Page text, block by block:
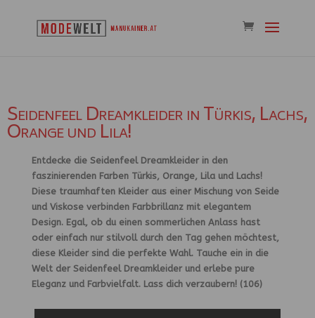
Seidenfeel Dreamkleider in Türkis, Lachs,
Orange und Lila!
Entdecke die Seidenfeel Dreamkleider in den
faszinierenden Farben Türkis, Orange, Lila und Lachs!
Diese traumhaften Kleider aus einer Mischung von Seide
und Viskose verbinden Farbbrillanz mit elegantem
Design. Egal, ob du einen sommerlichen Anlass hast
oder einfach nur stilvoll durch den Tag gehen möchtest,
diese Kleider sind die perfekte Wahl. Tauche ein in die
Welt der Seidenfeel Dreamkleider und erlebe pure
Eleganz und Farbvielfalt. Lass dich verzaubern! (106)